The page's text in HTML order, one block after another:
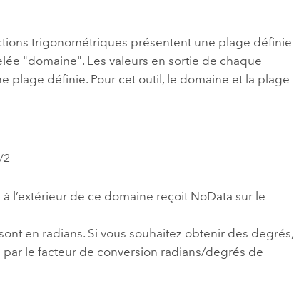
trigonométriques présentent une plage définie
"domaine". Les valeurs en sortie de chaque
plage définie. Pour cet outil, le domaine et la plage
2
l’extérieur de ce domaine reçoit NoData sur le
en radians. Si vous souhaitez obtenir des degrés,
le facteur de conversion radians/degrés de